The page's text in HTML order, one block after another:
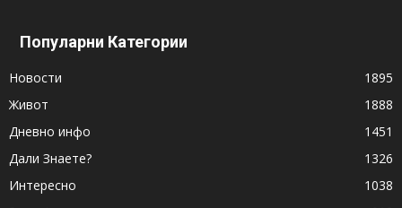
Популарни Категории
Новости
1895
Живот
1888
Дневно инфо
1451
Дали Знаете?
1326
Интересно
1038